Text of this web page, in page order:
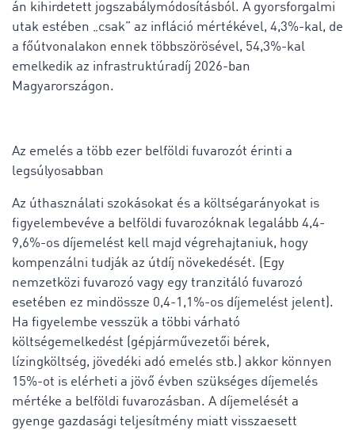
án kihirdetett jogszabálymódosításból. A gyorsforgalmi
utak estében „csak” az infláció mértékével, 4,3%-kal, de
a főútvonalakon ennek többszörösével, 54,3%-kal
emelkedik az infrastruktúradíj 2026-ban
Magyarországon.
Az emelés a több ezer belföldi fuvarozót érinti a
legsúlyosabban
Az úthasználati szokásokat és a költségarányokat is
figyelembevéve a belföldi fuvarozóknak legalább 4,4-
9,6%-os díjemelést kell majd végrehajtaniuk, hogy
kompenzálni tudják az útdíj növekedését. (Egy
nemzetközi fuvarozó vagy egy tranzitáló fuvarozó
esetében ez mindössze 0,4-1,1%-os díjemelést jelent).
Ha figyelembe vesszük a többi várható
költségemelkedést (gépjárművezetői bérek,
lízingköltség, jövedéki adó emelés stb.) akkor könnyen
15%-ot is elérheti a jövő évben szükséges díjemelés
mértéke a belföldi fuvarozásban. A díjemelését a
gyenge gazdasági teljesítmény miatt visszaesett